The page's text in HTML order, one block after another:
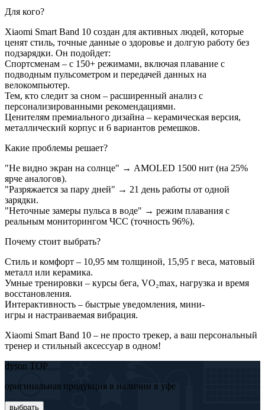
Для кого?
Xiaomi Smart Band 10 создан для активных людей, которые
ценят стиль, точные данные о здоровье и долгую работу без
подзарядки. Он подойдет:
Спортсменам – с 150+ режимами, включая плавание с
подводным пульсометром и передачей данных на
велокомпьютер.
Тем, кто следит за сном – расширенный анализ с
персонализированными рекомендациями.
Ценителям премиального дизайна – керамическая версия,
металлический корпус и 6 вариантов ремешков.
Какие проблемы решает?
"Не видно экран на солнце" → AMOLED 1500 нит (на 25%
ярче аналогов).
"Разряжается за пару дней" → 21 день работы от одной
зарядки.
"Неточные замеры пульса в воде" → режим плавания с
реальным мониторингом ЧСС (точность 96%).
Почему стоит выбрать?
Стиль и комфорт – 10,95 мм толщиной, 15,95 г веса, матовый
металл или керамика.
Умные тренировки – курсы бега, VO₂max, нагрузка и время
восстановления.
Интерактивность – быстрые уведомления, мини-
игры и настраиваемая вибрация.
Xiaomi Smart Band 10 – не просто трекер, а ваш персональный
тренер и стильный аксессуар в одном!
dyson TOP
оригинальная продукция в наличии в уфе
выбрать